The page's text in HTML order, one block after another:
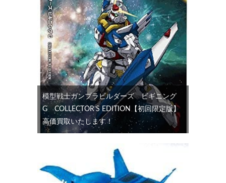
模型戦士ガンプラビルダーズ ビギニング
G COLLECTOR’S EDITION【初回限定版】
高価買取いたします！